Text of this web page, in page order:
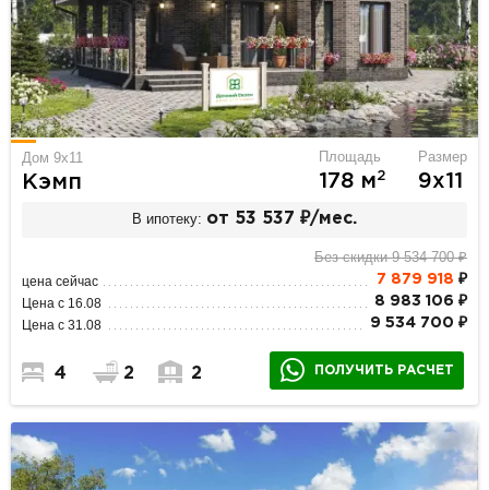
Дом 9х11
Кэмп
Площадь
178 м2
Размер
9х11
В ипотеку: от 53 537 ₽/мес.
Без скидки 9 534 700 ₽
цена сейчас 7 879 918 ₽
Цена с 16.08 8 983 106 ₽
Цена с 31.08 9 534 700 ₽
4 2 2 ПОЛУЧИТЬ РАСЧЕТ